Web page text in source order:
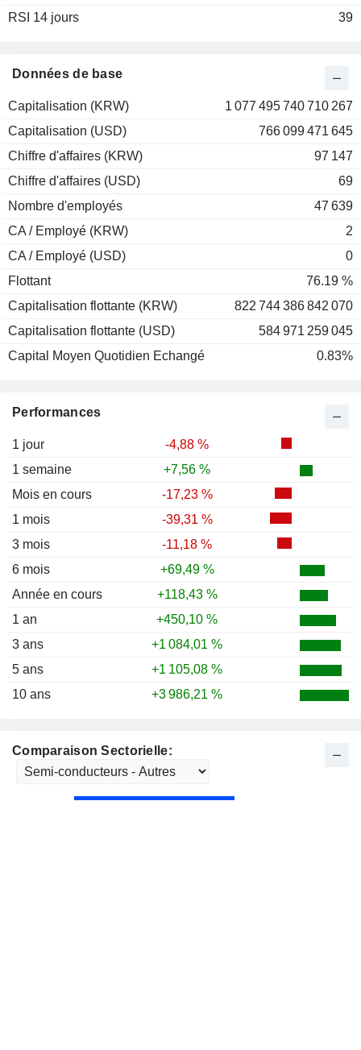
Performances
1 jour
-4,88 %
1 semaine
+7,56 %
Mois en cours
-17,23 %
1 mois
-39,31 %
3 mois
-11,18 %
6 mois
+69,49 %
Année en cours
+118,43 %
1 an
+450,10 %
3 ans
+1 084,01 %
5 ans
+1 105,08 %
10 ans
+3 986,21 %
Données de base
Capitalisation (KRW)
1 077 495 740 710 267
Capitalisation (USD)
766 099 471 645
Chiffre d'affaires (KRW)
97 147
Chiffre d'affaires (USD)
69
Nombre d'employés
47 639
CA / Employé (KRW)
2
CA / Employé (USD)
0
Flottant
76.19 %
Capitalisation flottante (KRW)
822 744 386 842 070
Capitalisation flottante (USD)
584 971 259 045
Capital Moyen Quotidien Echangé
0.83%
RSI 14 jours
39
Comparaison Sectorielle:
2002
2000
1998
1997